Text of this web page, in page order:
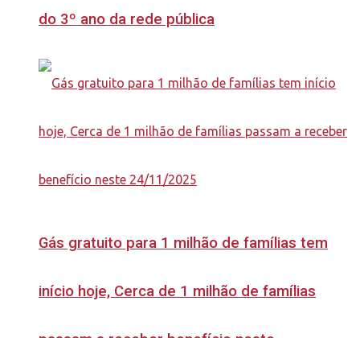
do 3º ano da rede pública
Gás gratuito para 1 milhão de famílias tem
início hoje, Cerca de 1 milhão de famílias